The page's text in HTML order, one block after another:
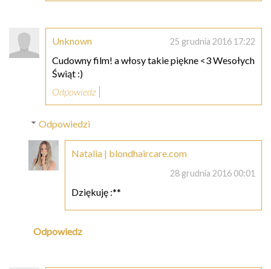
Unknown 25 grudnia 2016 17:22
Cudowny film! a włosy takie piękne <3 Wesołych
Świąt :)
Odpowiedz
Odpowiedzi
Natalia | blondhaircare.com
28 grudnia 2016 00:01
Dziękuję :**
Odpowiedz